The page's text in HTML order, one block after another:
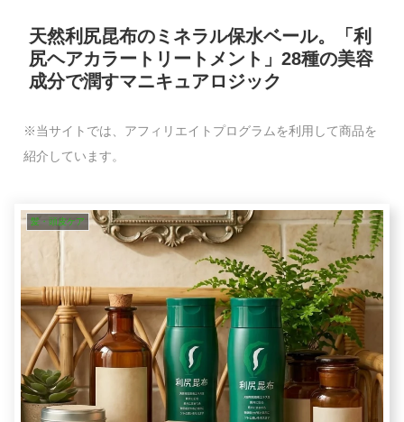
天然利尻昆布のミネラル保水ベール。「利
尻ヘアカラートリートメント」28種の美容
成分で潤すマニキュアロジック
※当サイトでは、アフィリエイトプログラムを利用して商品を
紹介しています。
髪・頭皮ケア